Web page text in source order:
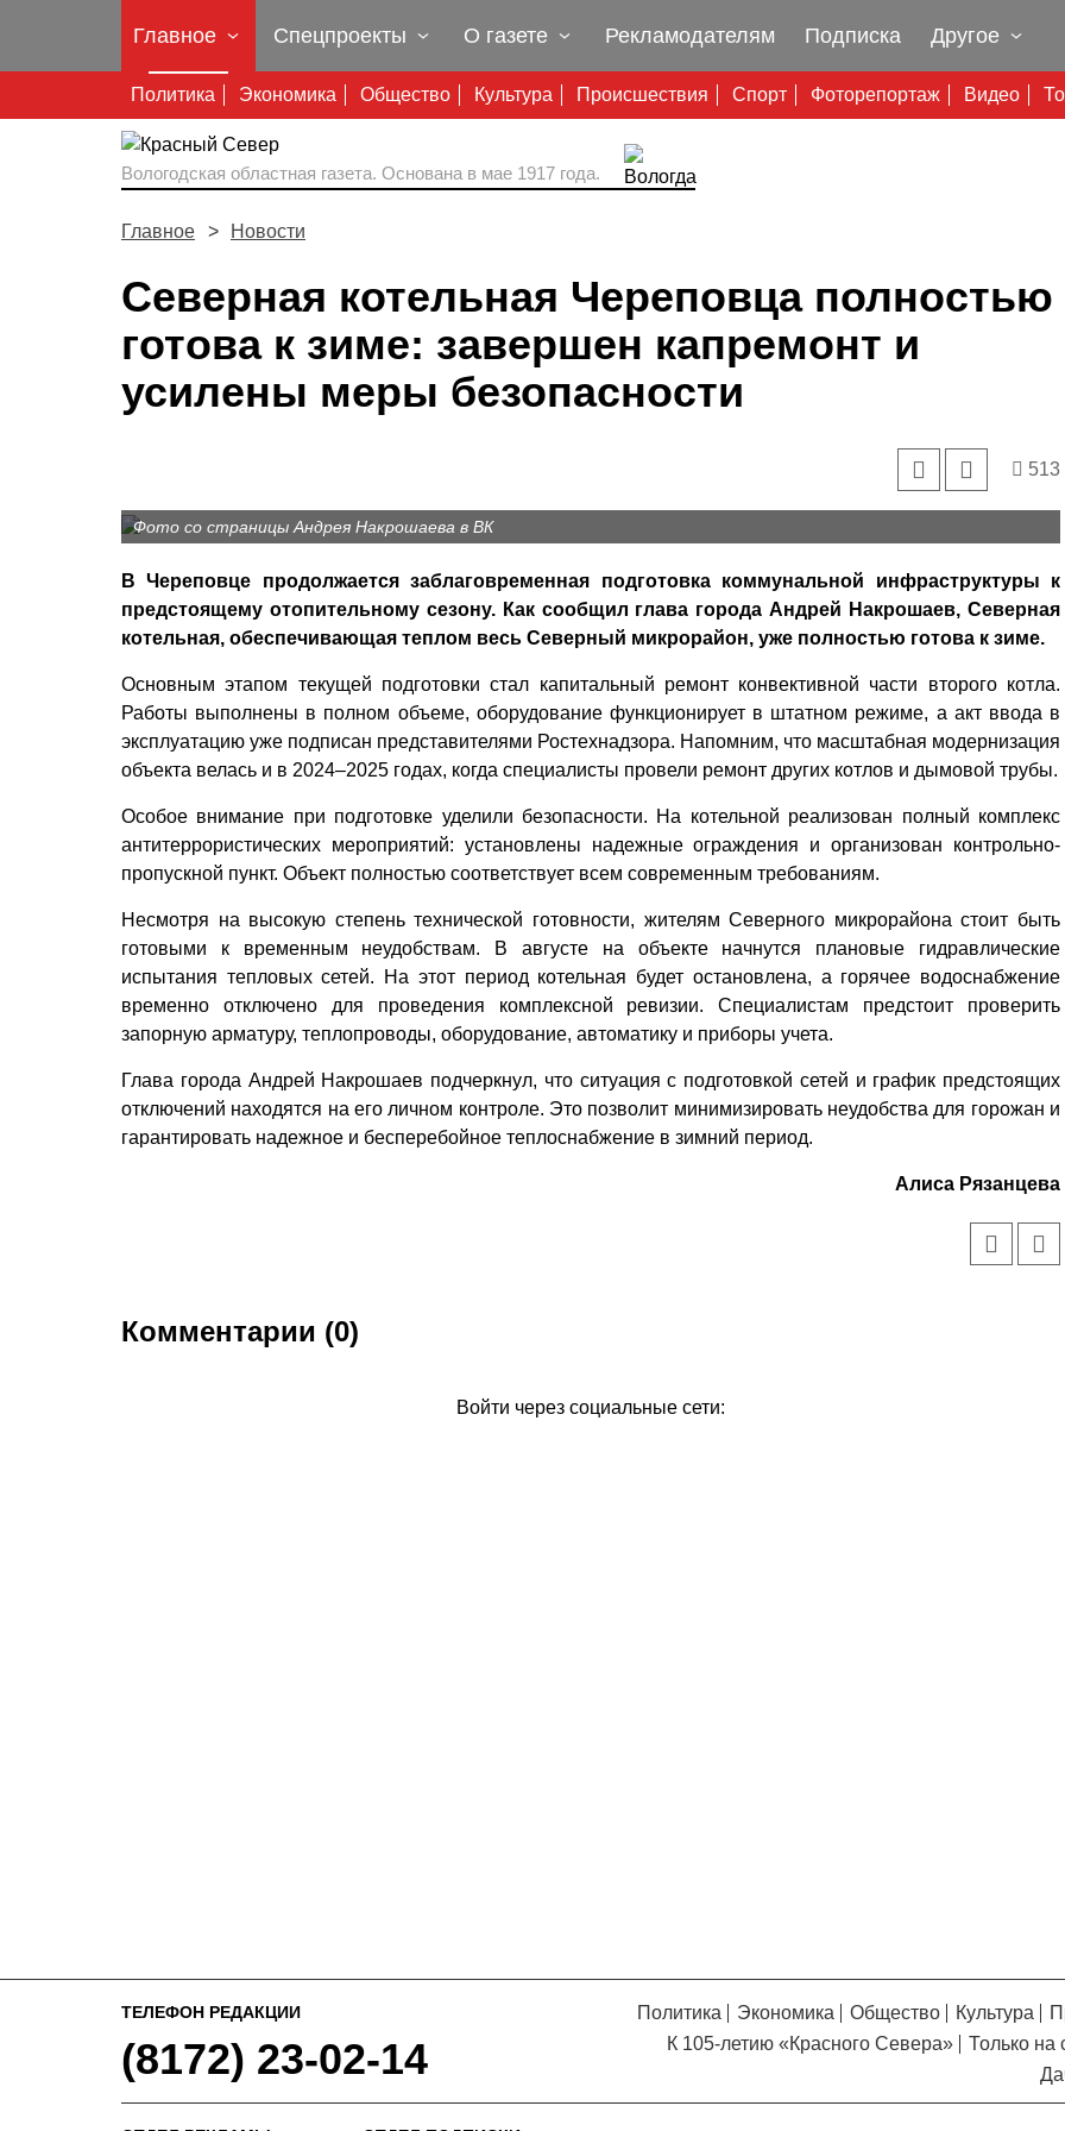
Главное
Политика Экономика Общество Культура Происшествия Спорт Фоторепортаж Видео
Спецпроекты О газете Рекламодателям Подписка Другое
Вологодская областная газета. Основана в мае 1917 года.
Главное Новости
Северная котельная Череповца полностью
готова к зиме: завершен капремонт и
усилены меры безопасности
513
Фото со страницы Андрея Накрошаева в ВК
В Череповце продолжается заблаговременная подготовка коммунальной инфраструктуры к
предстоящему отопительному сезону. Как сообщил глава города Андрей Накрошаев, Северная
котельная, обеспечивающая теплом весь Северный микрорайон, уже полностью готова к зиме.
Основным этапом текущей подготовки стал капитальный ремонт конвективной части второго котла.
Работы выполнены в полном объеме, оборудование функционирует в штатном режиме, а акт ввода в
эксплуатацию уже подписан представителями Ростехнадзора. Напомним, что масштабная модернизация
объекта велась и в 2024–2025 годах, когда специалисты провели ремонт других котлов и дымовой трубы.
Особое внимание при подготовке уделили безопасности. На котельной реализован полный комплекс
антитеррористических мероприятий: установлены надежные ограждения и организован контрольно-
пропускной пункт. Объект полностью соответствует всем современным требованиям.
Несмотря на высокую степень технической готовности, жителям Северного микрорайона стоит быть
готовыми к временным неудобствам. В августе на объекте начнутся плановые гидравлические
испытания тепловых сетей. На этот период котельная будет остановлена, а горячее водоснабжение
временно отключено для проведения комплексной ревизии. Специалистам предстоит проверить
запорную арматуру, теплопроводы, оборудование, автоматику и приборы учета.
Глава города Андрей Накрошаев подчеркнул, что ситуация с подготовкой сетей и график предстоящих
отключений находятся на его личном контроле. Это позволит минимизировать неудобства для горожан и
гарантировать надежное и бесперебойное теплоснабжение в зимний период.
Алиса Рязанцева
Комментарии (0)
Войти через социальные сети:
ТЕЛЕФОН РЕДАКЦИИ
(8172) 23-02-14
Политика Экономика Общество Культура
К 105-летию «Красного Севера»
Только на